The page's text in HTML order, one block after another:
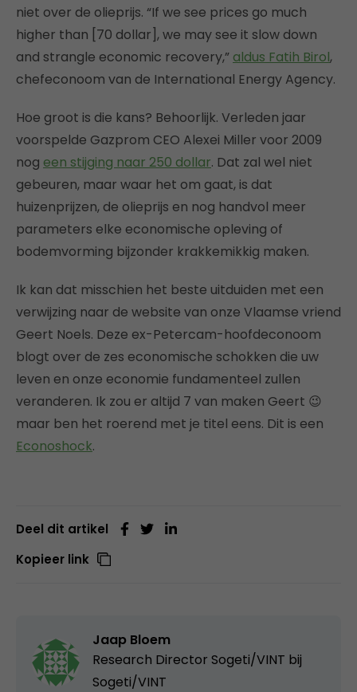
niet over de olieprijs. “If we see prices go much
higher than [70 dollar], we may see it slow down
and strangle economic recovery,” aldus Fatih Birol,
chefeconoom van de International Energy Agency.
Hoe groot is die kans? Behoorlijk. Verleden jaar
voorspelde Gazprom CEO Alexei Miller voor 2009
nog een stijging naar 250 dollar. Dat zal wel niet
gebeuren, maar waar het om gaat, is dat
huizenprijzen, de olieprijs en nog handvol meer
parameters elke economische opleving of
bodemvorming bijzonder krakkemikkig maken.
Ik kan dat misschien het beste uitduiden met een
verwijzing naar de website van onze Vlaamse vriend
Geert Noels. Deze ex-Petercam-hoofdeconoom
blogt over de zes economische schokken die uw
leven en onze economie fundamenteel zullen
veranderen. Ik zou er altijd 7 van maken Geert 😉
maar ben het roerend met je titel eens. Dit is een
Econoshock.
Deel dit artikel
Kopieer link
Jaap Bloem
Research Director Sogeti/VINT bij
Sogeti/VINT